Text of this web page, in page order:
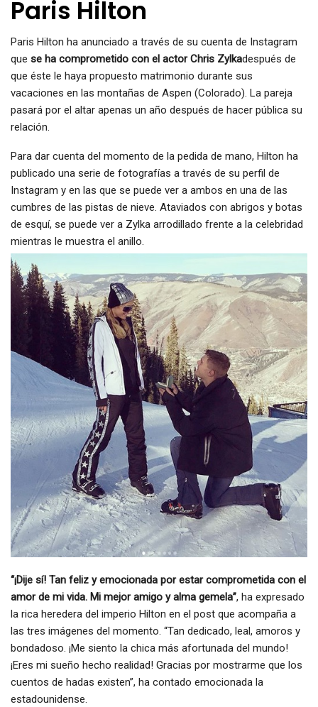
Paris Hilton
Paris Hilton ha anunciado a través de su cuenta de Instagram
que se ha comprometido con el actor Chris Zylkadespués de
que éste le haya propuesto matrimonio durante sus
vacaciones en las montañas de Aspen (Colorado). La pareja
pasará por el altar apenas un año después de hacer pública su
relación.
Para dar cuenta del momento de la pedida de mano, Hilton ha
publicado una serie de fotografías a través de su perfil de
Instagram y en las que se puede ver a ambos en una de las
cumbres de las pistas de nieve. Ataviados con abrigos y botas
de esquí, se puede ver a Zylka arrodillado frente a la celebridad
mientras le muestra el anillo.
“¡Dije sí! Tan feliz y emocionada por estar comprometida con el
amor de mi vida. Mi mejor amigo y alma gemela”, ha expresado
la rica heredera del imperio Hilton en el post que acompaña a
las tres imágenes del momento. “Tan dedicado, leal, amoros y
bondadoso. ¡Me siento la chica más afortunada del mundo!
¡Eres mi sueño hecho realidad! Gracias por mostrarme que los
cuentos de hadas existen”, ha contado emocionada la
estadounidense.